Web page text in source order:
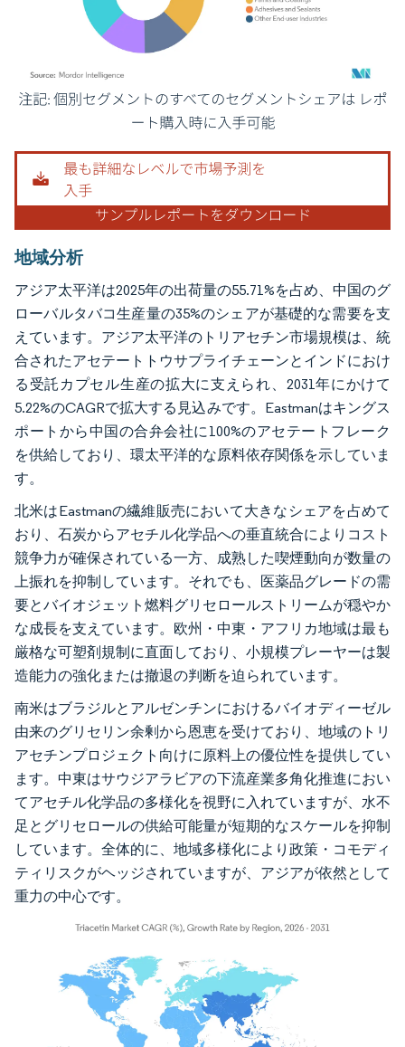
画像 © Mordor Intelligence。再利用にはCC BY 4.0の表示が必要です。
地域分析
アジア太平洋は2025年の出荷量の55.71%を占め、中国のグ
ローバルタバコ生産量の35%のシェアが基礎的な需要を支
えています。アジア太平洋のトリアセチン市場規模は、統
合されたアセテートトウサプライチェーンとインドにおけ
る受託カプセル生産の拡大に支えられ、2031年にかけて
5.22%のCAGRで拡大する見込みです。Eastmanはキングス
ポートから中国の合弁会社に100%のアセテートフレーク
を供給しており、環太平洋的な原料依存関係を示していま
す。
北米はEastmanの繊維販売において大きなシェアを占めて
おり、石炭からアセチル化学品への垂直統合によりコスト
競争力が確保されている一方、成熟した喫煙動向が数量の
上振れを抑制しています。それでも、医薬品グレードの需
要とバイオジェット燃料グリセロールストリームが穏やか
な成長を支えています。欧州・中東・アフリカ地域は最も
厳格な可塑剤規制に直面しており、小規模プレーヤーは製
造能力の強化または撤退の判断を迫られています。
南米はブラジルとアルゼンチンにおけるバイオディーゼル
由来のグリセリン余剰から恩恵を受けており、地域のトリ
アセチンプロジェクト向けに原料上の優位性を提供してい
ます。中東はサウジアラビアの下流産業多角化推進におい
てアセチル化学品の多様化を視野に入れていますが、水不
足とグリセロールの供給可能量が短期的なスケールを抑制
しています。全体的に、地域多様化により政策・コモディ
ティリスクがヘッジされていますが、アジアが依然として
重力の中心です。